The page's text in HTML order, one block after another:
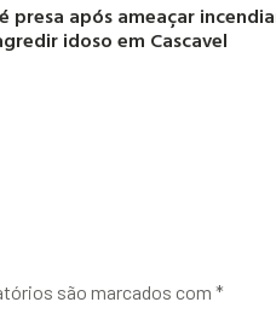
presa após ameaçar
idoso em Cascavel
são marcados com *